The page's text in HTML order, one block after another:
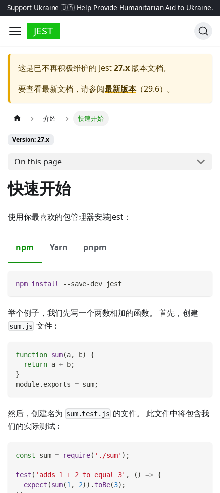
Support Ukraine 🇺🇦 Help Provide Humanitarian Aid to Ukraine.
JEST
这是已不再积极维护的 Jest27.x 版本文档。
要查看最新文档，请参阅最新版本（29.6）。
介绍 快速开始
Version: 27.x
On this page
快速开始
使用你最喜欢的包管理器安装Jest：
npm Yarn pnpm
npm install --save-dev jest
举个例子，我们先写一个两数相加的函数。 首先，创建
sum.js 文件︰
function sum(a, b)
{
return a + b;
}
module. exports = sum;
然后，创建名为 sum.test.js 的文件。 此文件中将包含我
们的实际测试︰
const sum = require( './sum' ) ;
test ( 'adds 1 + 2 to equal 3' , ( ) => {
expect (sum(1, 2) ) . toBe(3) ;